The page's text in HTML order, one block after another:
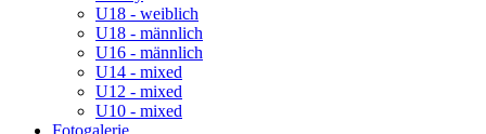
U18 - weiblich
U18 - männlich
U16 - männlich
U14 - mixed
U12 - mixed
U10 - mixed